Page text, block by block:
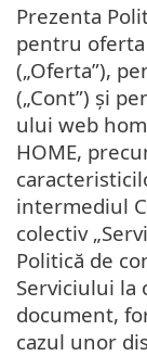
Prezenta
pentru
(„Oferta”),
(„Cont”) și
ului web
HOME,
intermediul
colectiv
Politică de
Serviciului la
document,
cazul unor